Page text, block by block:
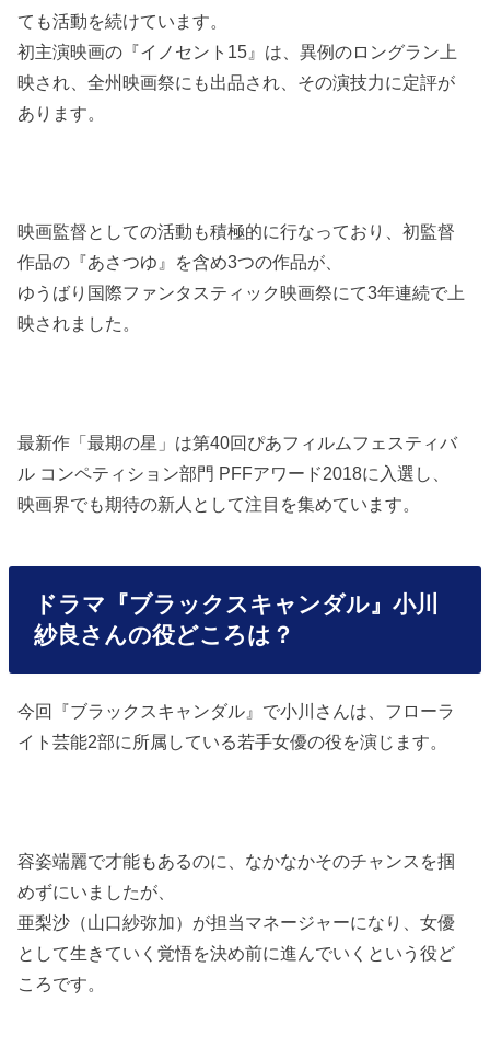
ても活動を続けています。
初主演映画の『イノセント15』は、異例のロングラン上
映され、全州映画祭にも出品され、その演技力に定評が
あります。
映画監督としての活動も積極的に行なっており、初監督
作品の『あさつゆ』を含め3つの作品が、
ゆうばり国際ファンタスティック映画祭にて3年連続で上
映されました。
最新作「最期の星」は第40回ぴあフィルムフェスティバ
ル コンペティション部門 PFFアワード2018に入選し、
映画界でも期待の新人として注目を集めています。
ドラマ『ブラックスキャンダル』小川
紗良さんの役どころは？
今回『ブラックスキャンダル』で小川さんは、フローラ
イト芸能2部に所属している若手女優の役を演じます。
容姿端麗で才能もあるのに、なかなかそのチャンスを掴
めずにいましたが、
亜梨沙（山口紗弥加）が担当マネージャーになり、女優
として生きていく覚悟を決め前に進んでいくという役ど
ころです。